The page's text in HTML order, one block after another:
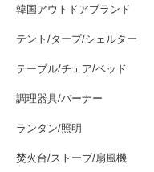
韓国アウトドアブランド
テント/タープ/シェルター
テーブル/チェア/ベッド
調理器具/バーナー
ランタン/照明
焚火台/ストーブ/扇風機